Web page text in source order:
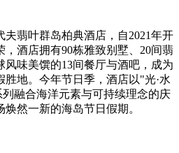
翡叶群岛柏典酒店，自2021年开
酒店拥有90栋雅致别墅、20间翡
风味美馔的13间餐厅与酒吧，成为
地。今年节日季，酒店以"光·水
融合海洋元素与可持续理念的庆
然一新的海岛节日假期。